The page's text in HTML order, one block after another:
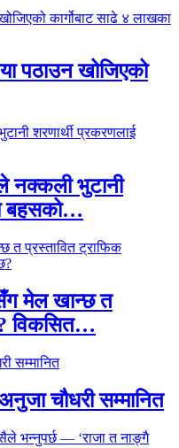
पठाउन खोजिएको
नक्कली भुटानी
बहसको…
मेल खान्छ त
विकसित…
चौधरी सम्मानित